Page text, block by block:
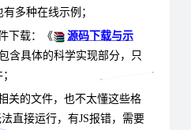
多种在线示例；
下载：《
源码下载与示
含具体的科学实现部分，只
关的文件，也不太懂这些格
直接运行，有JS报错，需要